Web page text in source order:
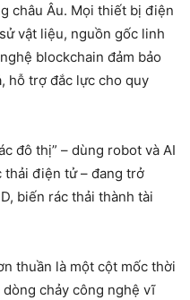
châu Âu. Mọi thiết bị điện
vật liệu, nguồn gốc linh
blockchain đảm bảo
hỗ trợ đắc lực cho quy
đô thị” – dùng robot và AI
thải điện tử – đang trở
biến rác thải thành tài
thuần là một cột mốc thời
dòng chảy công nghệ vĩ